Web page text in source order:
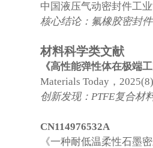
中国液压气动密封件工
核心结论：氟橡胶密封
材料科学类文献
《高性能弹性体在极端
Materials Today，2025(8)
创新发现：PTFE复合材
CN114976532A
《一种耐低温柔性石墨